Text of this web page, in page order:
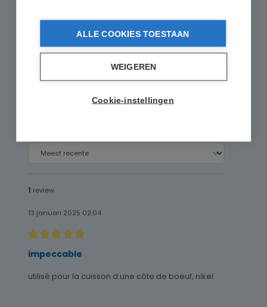
Deel uw ervaringen met andere klanten.
Schrijf een review
1 review
13 januari 2025 02:04
Recensie met een waardering van 5 van de 5 sterren
impeccable
utilisé pour la cuisson d une côte de boeuf, nikel
ALLE COOKIES TOESTAAN
WEIGEREN
Cookie-instellingen